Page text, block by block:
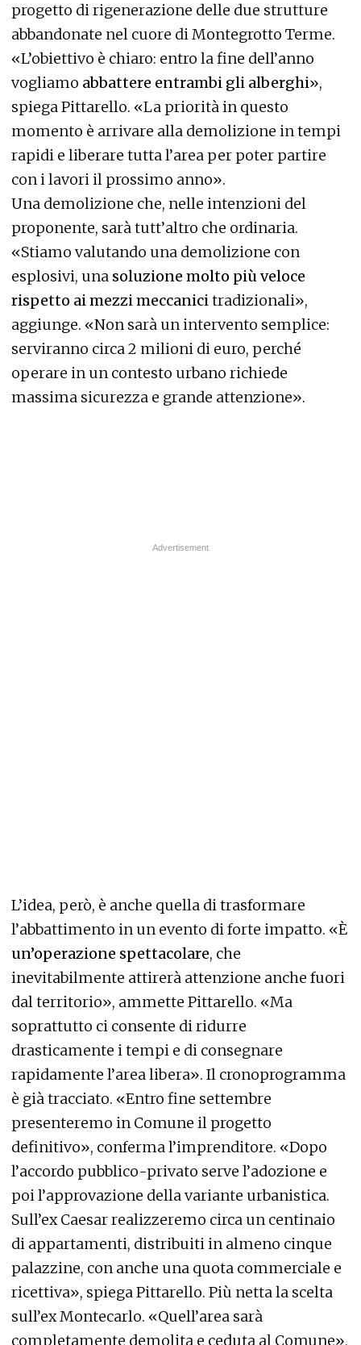
progetto di rigenerazione delle due strutture
abbandonate nel cuore di Montegrotto Terme.
«L’obiettivo è chiaro: entro la fine dell’anno
vogliamo abbattere entrambi gli alberghi»,
spiega Pittarello. «La priorità in questo
momento è arrivare alla demolizione in tempi
rapidi e liberare tutta l’area per poter partire
con i lavori il prossimo anno».
Una demolizione che, nelle intenzioni del
proponente, sarà tutt’altro che ordinaria.
«Stiamo valutando una demolizione con
esplosivi, una soluzione molto più veloce
rispetto ai mezzi meccanicitradizionali»,
aggiunge. «Non sarà un intervento semplice:
serviranno circa 2 milioni di euro, perché
operare in un contesto urbano richiede
massima sicurezza e grande attenzione».
L’idea, però, è anche quella di trasformare
l’abbattimento in un evento di forte impatto. «È
un’operazione spettacolare, che
inevitabilmente attirerà attenzione anche fuori
dal territorio», ammette Pittarello. «Ma
soprattutto ci consente di ridurre
drasticamente i tempi e di consegnare
rapidamente l’area libera». Il cronoprogramma
è già tracciato. «Entro fine settembre
presenteremo in Comune il progetto
definitivo», conferma l’imprenditore. «Dopo
l’accordo pubblico-privato serve l’adozione e
poi l’approvazione della variante urbanistica.
Sull’ex Caesar realizzeremo circa un centinaio
di appartamenti, distribuiti in almeno cinque
palazzine, con anche una quota commerciale e
ricettiva», spiega Pittarello. Più netta la scelta
sull’ex Montecarlo. «Quell’area sarà
completamente demolita e ceduta al Comune»,